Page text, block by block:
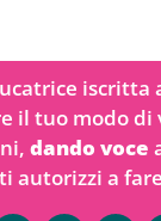
iscritta
il tuo modo di
dando voce
autorizzi a